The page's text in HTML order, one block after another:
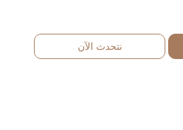
نتحدث الآن